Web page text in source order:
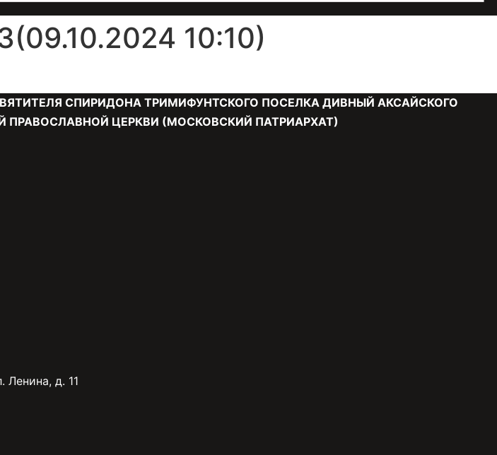
10:10)
СПИРИДОНА ТРИМИФУНТСКОГО ПОСЕЛКА ДИВНЫЙ АКСАЙСКОГО
ЦЕРКВИ (МОСКОВСКИЙ ПАТРИАРХАТ)
д. 11